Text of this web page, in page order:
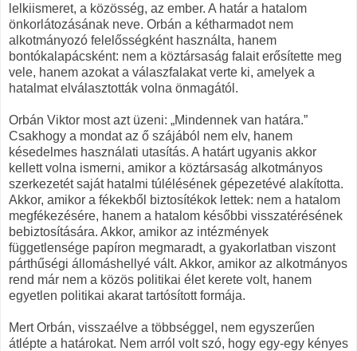
lelkiismeret, a közösség, az ember. A határ a hatalom
önkorlátozásának neve. Orbán a kétharmadot nem
alkotmányozó felelősségként használta, hanem
bontókalapácsként: nem a köztársaság falait erősítette meg
vele, hanem azokat a válaszfalakat verte ki, amelyek a
hatalmat elválasztották volna önmagától.
Orbán Viktor most azt üzeni: „Mindennek van határa.”
Csakhogy a mondat az ő szájából nem elv, hanem
késedelmes használati utasítás. A határt ugyanis akkor
kellett volna ismerni, amikor a köztársaság alkotmányos
szerkezetét saját hatalmi túlélésének gépezetévé alakította.
Akkor, amikor a fékekből biztosítékok lettek: nem a hatalom
megfékezésére, hanem a hatalom későbbi visszatérésének
bebiztosítására. Akkor, amikor az intézmények
függetlensége papíron megmaradt, a gyakorlatban viszont
párthűségi állomáshellyé vált. Akkor, amikor az alkotmányos
rend már nem a közös politikai élet kerete volt, hanem
egyetlen politikai akarat tartósított formája.
Mert Orbán, visszaélve a többséggel, nem egyszerűen
átlépte a határokat. Nem arról volt szó, hogy egy-egy kényes